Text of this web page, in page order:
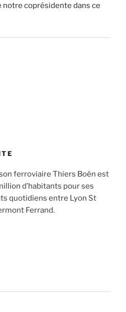
notre coprésidente dans ce
ferroviaire Thiers Boën est
d’habitants pour ses
quotidiens entre Lyon St
Ferrand.